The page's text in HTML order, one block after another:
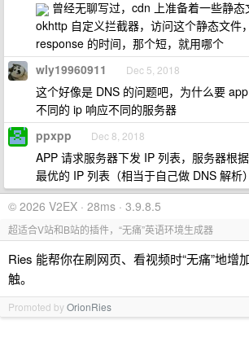
曾经无聊写过，cdn 上准备着一些静态
okhttp 自定义拦截器，访问这个静态文件
response 的时间，那个短，就用哪个
wly19960911 Dec 5, 2018
这个好像是 DNS 的问题吧，为什么要
不同的 ip 响应不同的服务器
ppxpp Dec 8, 2018
APP 请求服务器下发 IP 列表，服务器根
最优的 IP 列表（相当于自己做 DNS 解析）
© 2026 V2EX · 28ms · 3.9.8.5
超适合V站和B站的插件，“无痛”英语环境生成器
Ries 能帮你在刷网页、看视频时“无痛”地增
触。
Promoted byOrionRies